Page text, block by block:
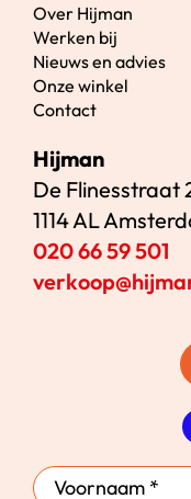
Over Hijman
Werken bij
Nieuws en advies
Onze winkel
Contact
Hijman
De Flinesstraat
1114 AL
020 66 59 501